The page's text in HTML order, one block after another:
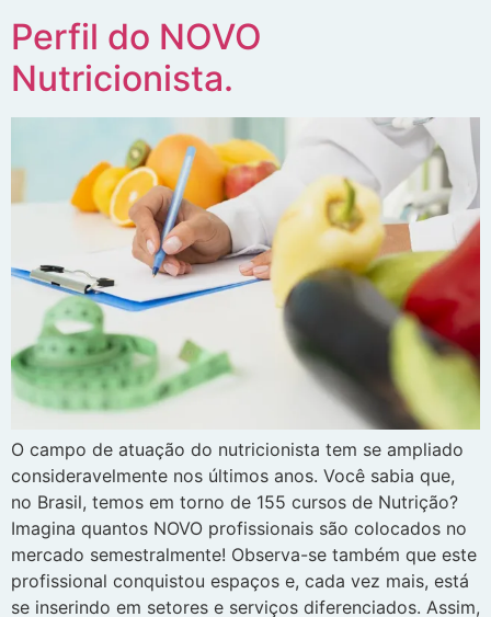
Perfil do NOVO
Nutricionista.
O campo de atuação do nutricionista tem se ampliado
consideravelmente nos últimos anos. Você sabia que,
no Brasil, temos em torno de 155 cursos de Nutrição?
Imagina quantos NOVO profissionais são colocados no
mercado semestralmente! Observa-se também que este
profissional conquistou espaços e, cada vez mais, está
se inserindo em setores e serviços diferenciados. Assim,